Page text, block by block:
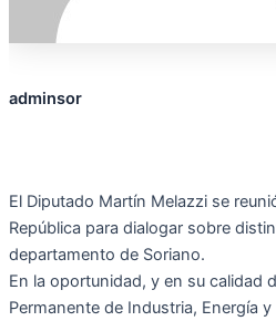
adminsor
El Diputado Martín Melazzi se
República para dialogar sobre
departamento de Soriano.
En la oportunidad, y en su calidad
Permanente de Industria, Energía